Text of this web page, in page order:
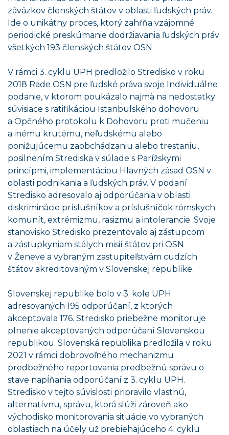
záväzkov členských štátov v oblasti ľudských práv.
Ide o unikátny proces, ktorý zahŕňa vzájomné
periodické preskúmanie dodržiavania ľudských práv
všetkých 193 členských štátov OSN.
V rámci 3. cyklu UPH predložilo Stredisko v roku
2018 Rade OSN pre ľudské práva svoje Individuálne
podanie, v ktorom poukázalo najmä na nedostatky
súvisiace s ratifikáciou Istanbulského dohovoru
a Opčného protokolu k Dohovoru proti mučeniu
a inému krutému, neľudskému alebo
ponižujúcemu zaobchádzaniu alebo trestaniu,
posilnením Strediska v súlade s Parížskymi
princípmi, implementáciou Hlavných zásad OSN v
oblasti podnikania a ľudských práv. V podaní
Stredisko adresovalo aj odporúčania v oblasti
diskriminácie príslušníkov a príslušníčok rómskych
komunít, extrémizmu, rasizmu a intolerancie. Svoje
stanovisko Stredisko prezentovalo aj zástupcom
a zástupkyniam stálych misií štátov pri OSN
v Ženeve a vybraným zastupiteľstvám cudzích
štátov akreditovaným v Slovenskej republike.
Slovenskej republike bolo v 3. kole UPH
adresovaných 195 odporúčaní, z ktorých
akceptovala 176. Stredisko priebežne monitoruje
plnenie akceptovaných odporúčaní Slovenskou
republikou. Slovenská republika predložila v roku
2021 v rámci dobrovoľného mechanizmu
predbežného reportovania predbežnú správu o
stave napĺňania odporúčaní z 3. cyklu UPH.
Stredisko v tejto súvislosti pripravilo vlastnú,
alternatívnu, správu, ktorá slúži zároveň ako
východisko monitorovania situácie vo vybraných
oblastiach na účely už prebiehajúceho 4. cyklu